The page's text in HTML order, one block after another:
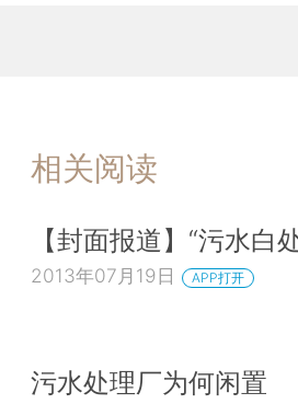
相关阅读
【封面报道】“污水白
2013年07月19日 APP打开
污水处理厂为何闲置